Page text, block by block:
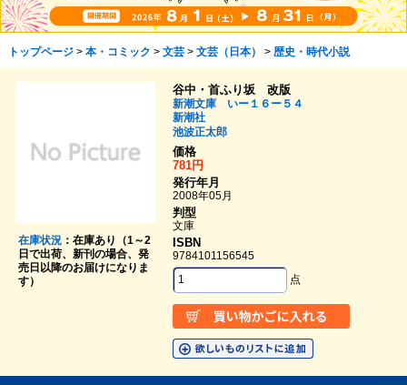
トップページ> 本・コミック > 文芸> 文芸（日本） > 歴史・時代小説
在庫状況：在庫あり（1～2
日で出荷、新刊の場合、発
売日以降のお届けになりま
す）
谷中・首ふり坂 改版
新潮文庫 いー１６ー５４
新潮社
池波正太郎
価格
781円
発行年月
2008年05月
判型
文庫
ISBN
9784101156545
点